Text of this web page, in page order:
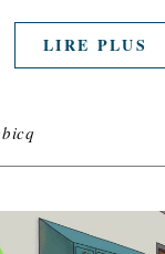
LIRE PLUS